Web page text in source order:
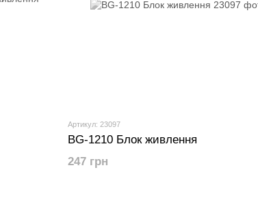
Артикул: 23097
BG-1210 Блок живлення
247 грн